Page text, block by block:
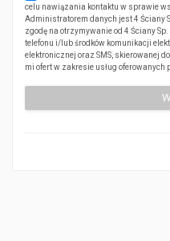
celu nawiązania kontaktu w sprawie
Administratorem danych jest 4 Ściany
zgodę na otrzymywanie od 4 Ściany
telefonu i/lub środków komunikacji
elektronicznej oraz SMS, skierowanej
mi ofert w zakresie usług